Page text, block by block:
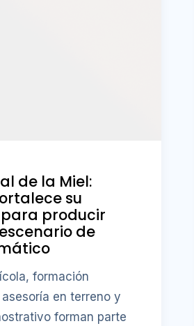
de la Miel:
su
producir
de
formación
en terreno y
forman parte